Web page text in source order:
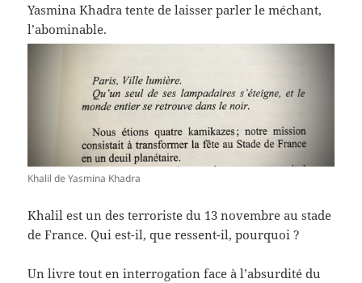
Yasmina Khadra tente de laisser parler le méchant,
l’abominable.
Khalil de Yasmina Khadra
Khalil est un des terroriste du 13 novembre au stade
de France. Qui est-il, que ressent-il, pourquoi ?
Un livre tout en interrogation face à l’absurdité du